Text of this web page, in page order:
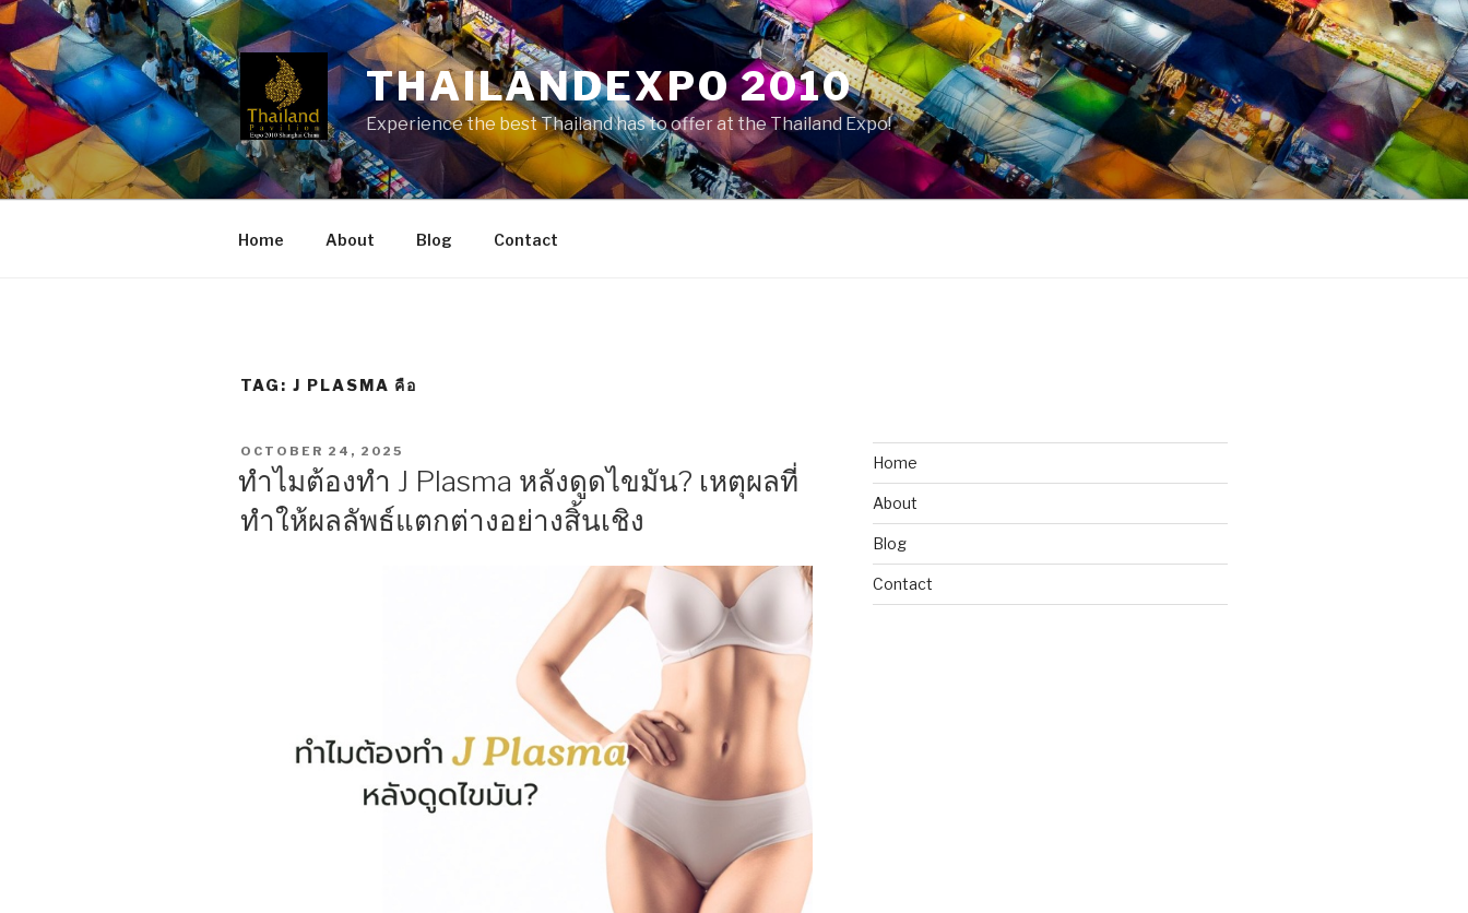
Skip
content
THAILANDEXPO 2010
Experience the best Thailand has to offer at the Thailand Expo!
Home About Blog Contact
TAG: J PLASMA คือ
POSTED
ON
OCTOBER 24, 2025
ทำไมต้องทำ J Plasma หลังดูดไขมัน? เหตุผลที่
ทำให้ผลลัพธ์แตกต่างอย่างสิ้นเชิง
Home
About
Blog
Contact